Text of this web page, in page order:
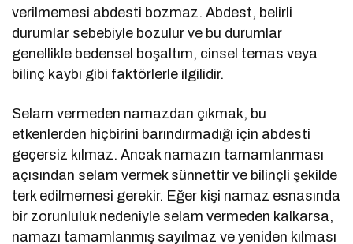
verilmemesi abdesti bozmaz. Abdest, belirli
durumlar sebebiyle bozulur ve bu durumlar
genellikle bedensel boşaltım, cinsel temas veya
bilinç kaybı gibi faktörlerle ilgilidir.
Selam vermeden namazdan çıkmak, bu
etkenlerden hiçbirini barındırmadığı için abdesti
geçersiz kılmaz. Ancak namazın tamamlanması
açısından selam vermek sünnettir ve bilinçli şekilde
terk edilmemesi gerekir. Eğer kişi namaz esnasında
bir zorunluluk nedeniyle selam vermeden kalkarsa,
namazı tamamlanmış sayılmaz ve yeniden kılması